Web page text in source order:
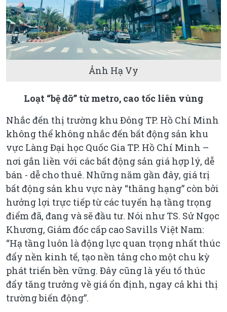
Ảnh Hạ Vy
Loạt “bệ đỡ” từ metro, cao tốc liên vùng
Nhắc đến thị trường khu Đông TP. Hồ Chí Minh
không thể không nhắc đến bất động sản khu
vực Làng Đại học Quốc Gia TP. Hồ Chí Minh –
nơi gắn liền với các bất động sản giá hợp lý, dễ
bán - dễ cho thuê. Những năm gần đây, giá trị
bất động sản khu vực này “thăng hạng” còn bởi
hưởng lợi trực tiếp từ các tuyến hạ tầng trọng
điểm đã, đang và sẽ đầu tư. Nói như TS. Sử Ngọc
Khương, Giám đốc cấp cao Savills Việt Nam:
“Hạ tầng luôn là động lực quan trọng nhất thúc
đẩy nền kinh tế, tạo nền tảng cho một chu kỳ
phát triển bền vững. Đây cũng là yếu tố thúc
đẩy tăng trưởng về giá ổn định, ngay cả khi thị
trường biến động”.